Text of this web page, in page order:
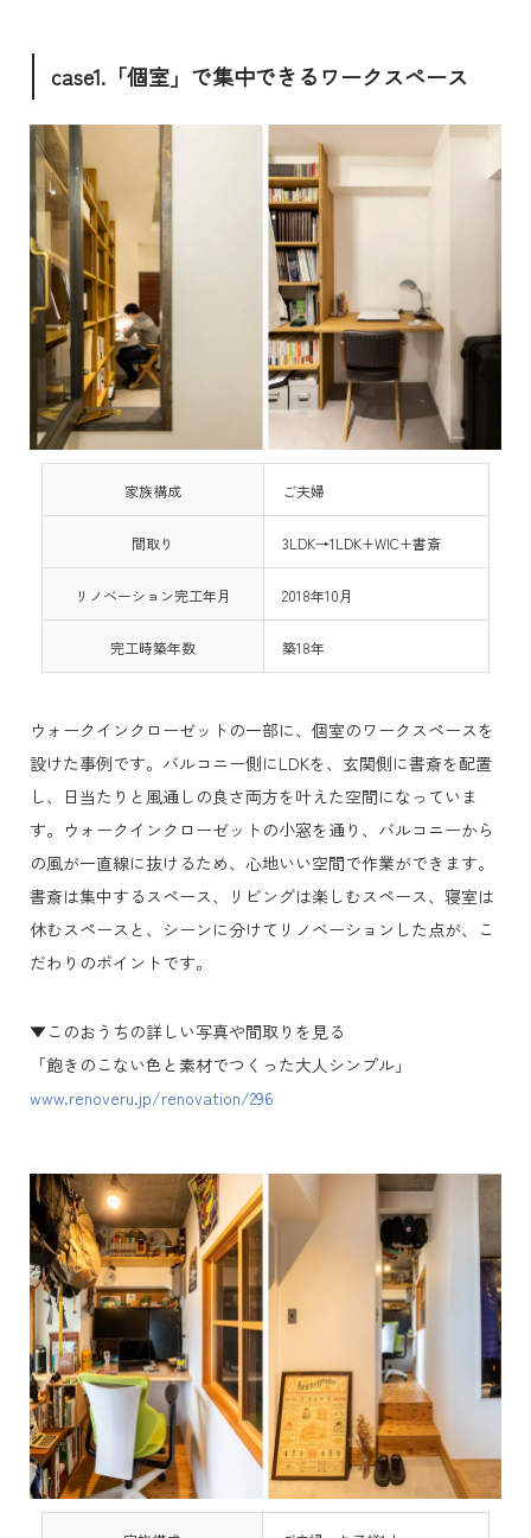
case1.「個室」で集中できるワークスペース
家族構成 ご夫婦
間取り 3LDK→1LDK+WIC+書斎
リノベーション完工年月 2018年10月
完工時築年数 築18年
ウォークインクローゼットの一部に、個室のワークスペースを
設けた事例です。バルコニー側にLDKを、玄関側に書斎を配置
し、日当たりと風通しの良さ両方を叶えた空間になっていま
す。ウォークインクローゼットの小窓を通り、バルコニーから
の風が一直線に抜けるため、心地いい空間で作業ができます。
書斎は集中するスペース、リビングは楽しむスペース、寝室は
休むスペースと、シーンに分けてリノベーションした点が、こ
だわりのポイントです。
▼このおうちの詳しい写真や間取りを見る
「飽きのこない色と素材でつくった大人シンプル」
www.renoveru.jp/renovation/296